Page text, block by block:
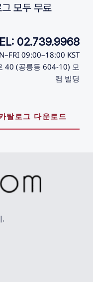
그 모두 무료
02.739.9968
09:00–18:00 KST
40 (공릉동 604-10) 모
컴 빌딩
탈로그 다운로드
.